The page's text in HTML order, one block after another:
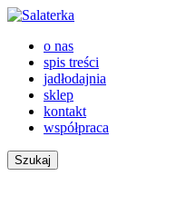
o nas
spis treści
jadłodajnia
sklep
kontakt
współpraca
Szukaj